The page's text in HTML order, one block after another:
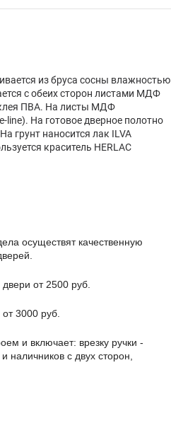
из бруса сосны влажностью
с обеих сторон листами МДФ
ПВА. На листы МДФ
На готовое дверное полотно
грунт наносится лак ILVA
краситель HERLAC
осуществят качественную
от 2500 руб.
3000 руб.
и включает: врезку ручки -
наличников с двух сторон,